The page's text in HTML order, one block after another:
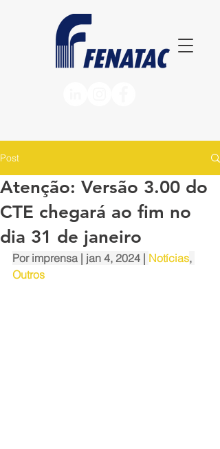
Post
Atenção: Versão 3.00 do
CTE chegará ao fim no
dia 31 de janeiro
Por imprensa | jan 4, 2024 | Notícias,
Outros